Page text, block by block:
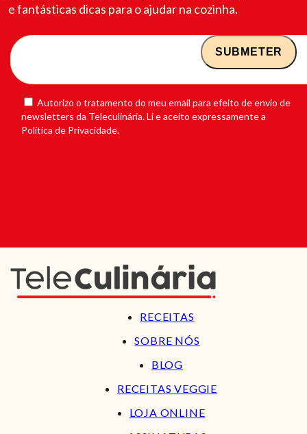
e fantásticas dicas para o ajudar na cozinha.
Autorizo o tratamento do meu email para efeito de envio de
newsletters da Teleculinária. Li e aceito expressamente a
Política de Privacidade.
RECEITAS
SOBRE NÓS
BLOG
RECEITAS VEGGIE
LOJA ONLINE